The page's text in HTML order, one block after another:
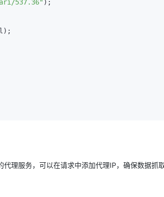
537.36" );
理服务，可以在请求中添加代理IP，确保数据抓